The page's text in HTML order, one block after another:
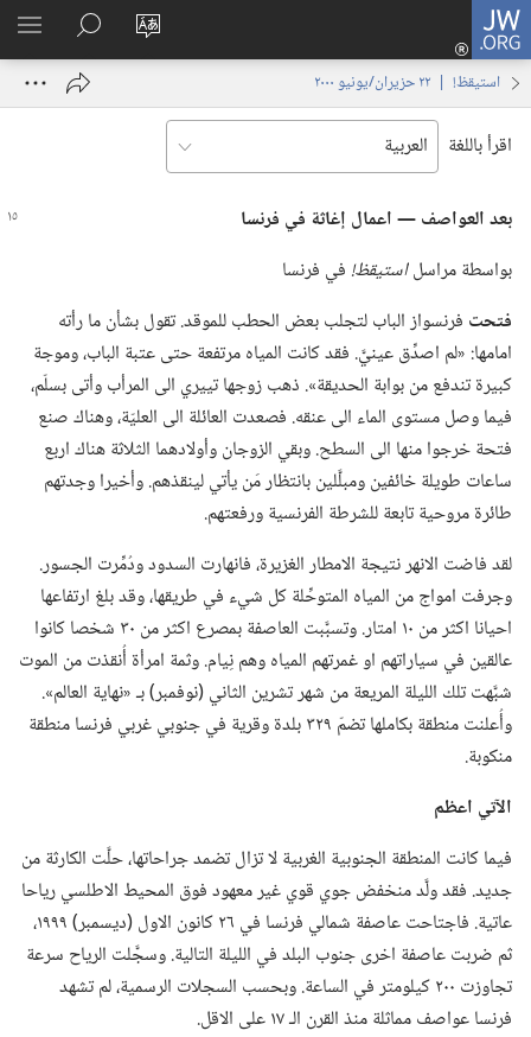
JW.ORG
تغيير
الموقع
تسجيل
الدخول
نافذة
البحث
في
JW.‎ORG
استيقظ‏!‏ | ‏‎٢٢‏ ‏‎حزيران/يونيو‏ ‎٢٠٠٠
اقرأ باللغة
بعد العواصف —‏ اعمال إغاثة في فرنسا
بواسطة مراسلاستيقظ!‏ في فرنسا
فتحت فرنسواز الباب لتجلب بعض الحطب للموقد.‏ تقول بشأن ما رأته
امامها:‏ «لم اصدِّق عينيَّ.‏ فقد كانت المياه مرتفعة حتى عتبة الباب،‏ وموجة
كبيرة تندفع من بوابة الحديقة».‏ ذهب زوجها تييري الى المرأب وأتى بسلّم،‏
فيما وصل مستوى الماء الى عنقه.‏ فصعدت العائلة الى العليّة،‏ وهناك صنع
فتحة خرجوا منها الى السطح.‏ وبقي الزوجان وأولادهما الثلاثة هناك اربع
ساعات طويلة خائفين ومبلَّلين بانتظار مَن يأتي لينقذهم.‏ وأخيرا وجدتهم
طائرة مروحية تابعة للشرطة الفرنسية ورفعتهم.‏
لقد فاضت الانهر نتيجة الامطار الغزيرة،‏ فانهارت السدود ودُمِّرت الجسور.‏
وجرفت امواج من المياه المتوحِّلة كل شيء في طريقها،‏ وقد بلغ ارتفاعها
احيانا اكثر من ١٠ امتار.‏ وتسبَّبت العاصفة بمصرع اكثر من ٣٠ شخصا كانوا
عالقين في سياراتهم او غمرتهم المياه وهم نِيام.‏ وثمة امرأة أُنقذت من الموت
شبَّهت تلك الليلة المريعة من شهر تشرين الثاني (‏نوفمبر)‏ بـ‍ «نهاية العالم».‏
وأُعلنت منطقة بكاملها تضمّ ٣٢٩ بلدة وقرية في جنوبي غربي فرنسا منطقة
منكوبة.‏
الآتي اعظم
فيما كانت المنطقة الجنوبية الغربية لا تزال تضمد جراحاتها،‏ حلَّت الكارثة من
جديد.‏ فقد ولَّد منخفض جوي قوي غير معهود فوق المحيط الاطلسي رياحا
عاتية.‏ فاجتاحت عاصفة شمالي فرنسا في ٢٦ كانون الاول (‏ديسمبر)‏ ١٩٩٩،‏
ثم ضربت عاصفة اخرى جنوب البلد في الليلة التالية.‏ وسجَّلت الرياح سرعة
تجاوزت ٢٠٠ كيلومتر في الساعة.‏ وبحسب السجلات الرسمية،‏ لم تشهد
فرنسا عواصف مماثلة منذ القرن الـ‍ ١٧ على الاقل.‏